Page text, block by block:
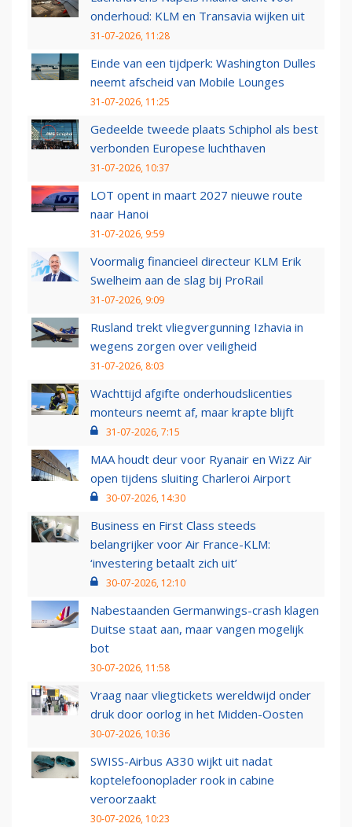
onderhoud: KLM en Transavia wijken uit
31-07-2026, 11:28
Einde van een tijdperk: Washington Dulles
neemt afscheid van Mobile Lounges
31-07-2026, 11:25
Gedeelde tweede plaats Schiphol als best
verbonden Europese luchthaven
31-07-2026, 10:37
LOT opent in maart 2027 nieuwe route
naar Hanoi
31-07-2026, 9:59
Voormalig financieel directeur KLM Erik
Swelheim aan de slag bij ProRail
31-07-2026, 9:09
Rusland trekt vliegvergunning Izhavia in
wegens zorgen over veiligheid
31-07-2026, 8:03
Wachttijd afgifte onderhoudslicenties
monteurs neemt af, maar krapte blijft
31-07-2026, 7:15
MAA houdt deur voor Ryanair en Wizz Air
open tijdens sluiting Charleroi Airport
30-07-2026, 14:30
Business en First Class steeds
belangrijker voor Air France-KLM:
‘investering betaalt zich uit’
30-07-2026, 12:10
Nabestaanden Germanwings-crash klagen
Duitse staat aan, maar vangen mogelijk
bot
30-07-2026, 11:58
Vraag naar vliegtickets wereldwijd onder
druk door oorlog in het Midden-Oosten
30-07-2026, 10:36
SWISS-Airbus A330 wijkt uit nadat
koptelefoonoplader rook in cabine
veroorzaakt
30-07-2026, 10:23